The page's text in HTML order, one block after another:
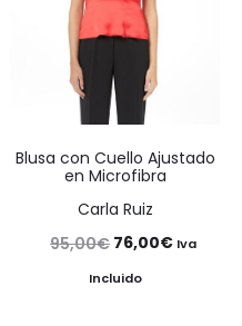
Blusa con Cuello Ajustado
en Microfibra
Carla Ruiz
95,00€ El
precio
76,00€ElIva
Incluido